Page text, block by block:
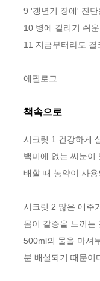
9 '갱년기 장애' 진
10 병에 걸리기 쉬
11 지금부터라도
에필로그
책속으로
시크릿 1 건강하게
백미에 없는 씨눈이
배할 때 농약이 사
시크릿 2 많은 애주
몸이 갈증을 느끼는
500ml의 물을 마셔
분 배설되기 때문이